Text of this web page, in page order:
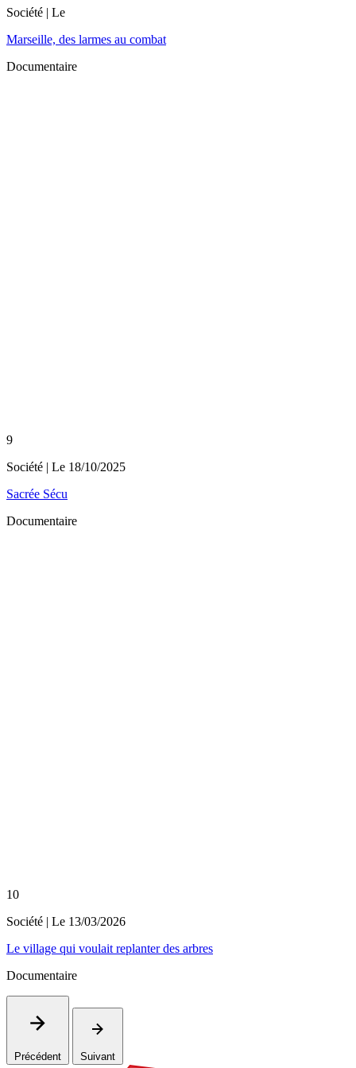
Société | Le
Marseille, des larmes au combat
Documentaire
9
Société | Le 18/10/2025
Sacrée Sécu
Documentaire
10
Société | Le 13/03/2026
Le village qui voulait replanter des arbres
Documentaire
Précédent Suivant